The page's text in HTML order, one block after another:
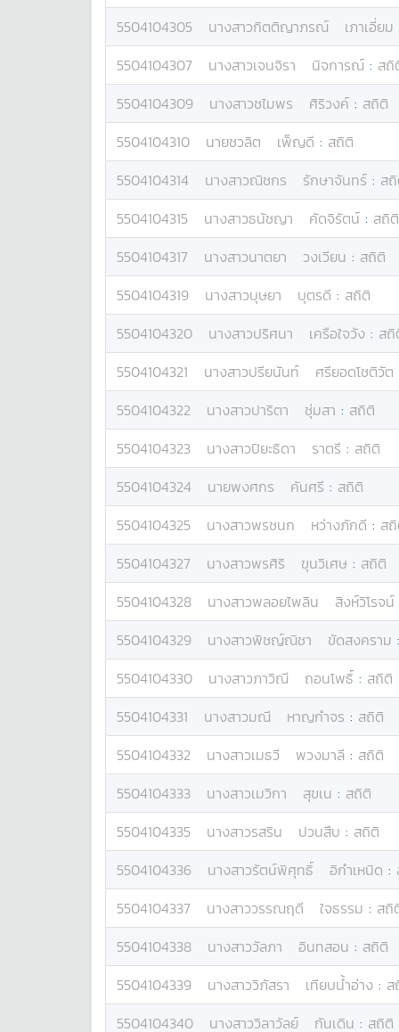
5504104305
นางสาวกิตติญาภรณ์ เภาเอี่ยม
5504104307
นางสาวเจนจิรา นิจการณ์ : สถิ
5504104309
นางสาวชไมพร ศิริวงค์ : สถิติ
5504104310
นายชวลิต เพ็ญดี : สถิติ
5504104314
นางสาวณิชกร รักษาจันทร์ : ส
5504104315
นางสาวธนัชญา คัดจิรัตน์ : สถิติ
5504104317
นางสาวนาตยา วงเวียน : สถิติ
5504104319
นางสาวบุษยา บุตรดี : สถิติ
5504104320
นางสาวปริศนา เครือใจวัง : ส
5504104321
นางสาวปรียนันท์ ศรียอดโชติวัต
5504104322
นางสาวปาริตา ชุ่มสา : สถิติ
5504104323
นางสาวปิยะธิดา ราตรี : สถิติ
5504104324
นายพงศกร คันศรี : สถิติ
5504104325
นางสาวพรชนก หว่างภักดี : ส
5504104327
นางสาวพรศิริ ขุนวิเศษ : สถิติ
5504104328
นางสาวพลอยไพลิน สิงห์วิโรจน์
5504104329
นางสาวพิชญ์ณิชา ขัดสงคราม :
5504104330
นางสาวภาวิณี ถอนโพธิ์ : สถิติ
5504104331
นางสาวมณี หาญกำจร : สถิติ
5504104332
นางสาวเมธวี พวงมาลี : สถิติ
5504104333
นางสาวเมวิกา สุขเน : สถิติ
5504104335
นางสาวรสริน ปวนสืบ : สถิติ
5504104336
นางสาวรัตน์พิศุทธิ์ อิกำเหนิด :
5504104337
นางสาววรรณฤดี ใจธรรม : สถิ
5504104338
นางสาววัลภา อินทสอน : สถิติ
5504104339
นางสาววิภัสรา เทียบน้ำอ่าง :
5504104340
นางสาววิลาวัลย์ กันเดิน : สถิติ